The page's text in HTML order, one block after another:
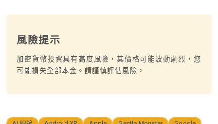
風險提示
加密貨幣投資具有高度風險，其價格可能波動劇烈，您
可能損失全部本金。請謹慎評估風險。